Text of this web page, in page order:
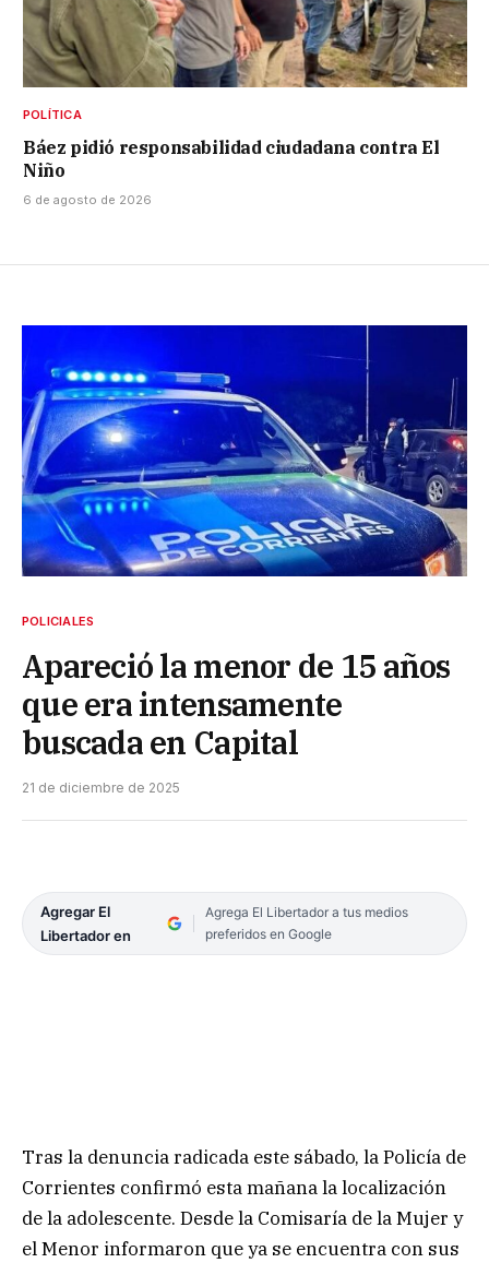
POLÍTICA
Báez pidió responsabilidad ciudadana contra El
Niño
6 de agosto de 2026
POLICIALES
Apareció la menor de 15 años
que era intensamente
buscada en Capital
21 de diciembre de 2025
Agregar El
Libertador en
Agrega El Libertador a tus medios
preferidos en Google
Tras la denuncia radicada este sábado, la Policía de
Corrientes confirmó esta mañana la localización
de la adolescente. Desde la Comisaría de la Mujer y
el Menor informaron que ya se encuentra con sus